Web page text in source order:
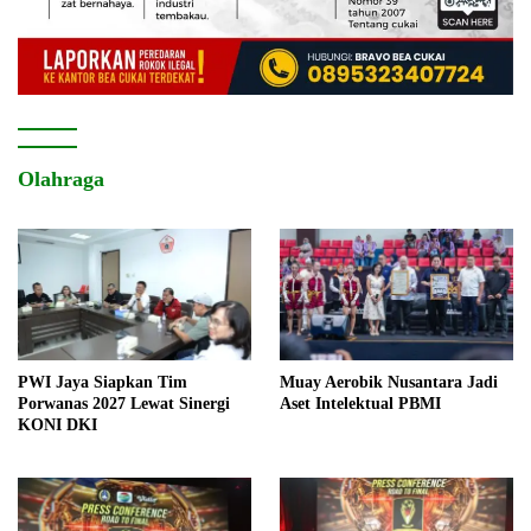
Olahraga
PWI Jaya Siapkan Tim
Porwanas 2027 Lewat Sinergi
KONI DKI
Muay Aerobik Nusantara Jadi
Aset Intelektual PBMI